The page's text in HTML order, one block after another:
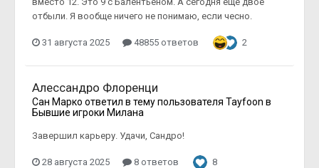
отбыли. Я вообще ничего не понимаю, если чесно.
31 августа 2025 48855 ответов 2
Алессандро Флоренци
Сан Марко ответил в тему пользователя Tayfoon в
Бывшие игроки Милана
Завершил карьеру. Удачи, Сандро!
28 августа 2025 8 ответов 8